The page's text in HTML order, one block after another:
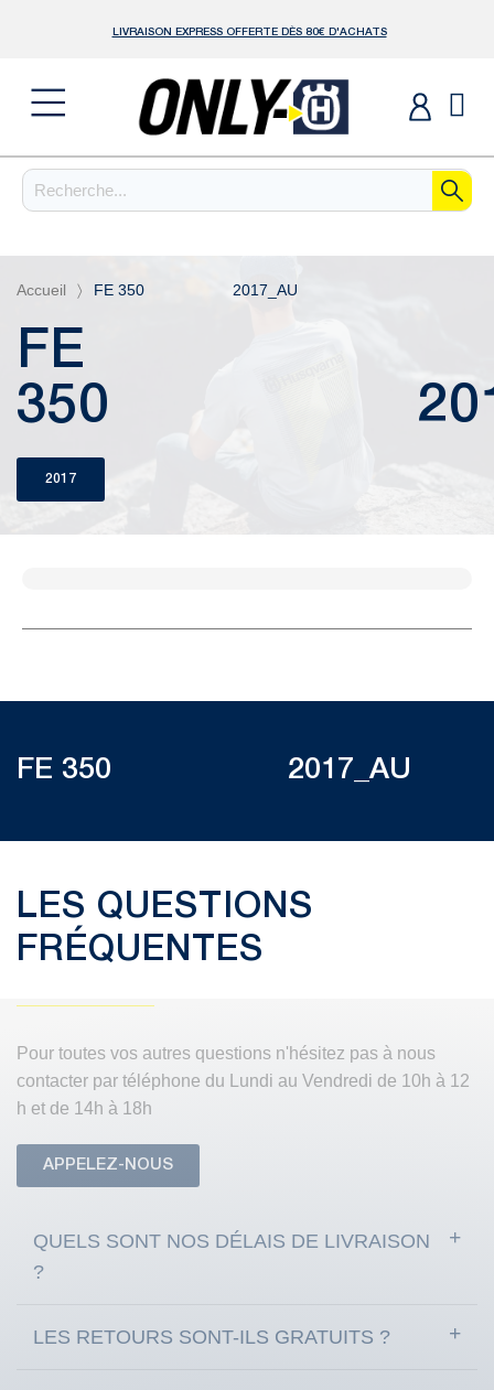
LIVRAISON EXPRESS OFFERTE DÈS 80€ D'ACHATS
Accueil FE 350 2017_AU
FE
350
2017
FE 350 2017_AU
LES QUESTIONS
FRÉQUENTES
Pour toutes vos autres questions n'hésitez pas à nous
contacter par téléphone du Lundi au Vendredi de 10h à 12
h et de 14h à 18h
APPELEZ-NOUS
QUELS SONT NOS DÉLAIS DE LIVRAISON
?
LES RETOURS SONT-ILS GRATUITS ?